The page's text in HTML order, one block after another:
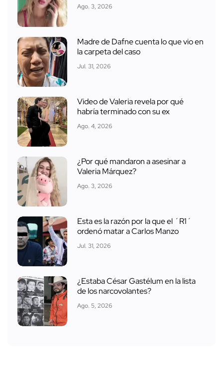
Ago. 3, 2026
Madre de Dafne cuenta lo que vio en
la carpeta del caso
Jul. 31, 2026
Video de Valeria revela por qué
habría terminado con su ex
Ago. 4, 2026
¿Por qué mandaron a asesinar a
Valeria Márquez?
Ago. 3, 2026
Esta es la razón por la que el ´R1´
ordenó matar a Carlos Manzo
Jul. 31, 2026
¿Estaba César Gastélum en la lista
de los narcovolantes?
Ago. 5, 2026